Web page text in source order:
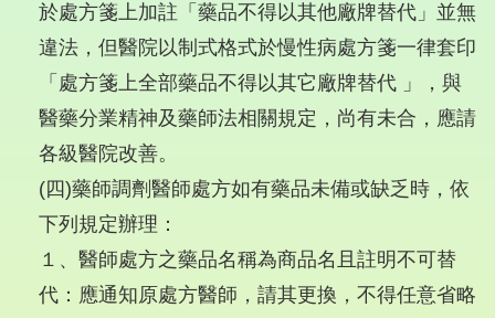
於處方箋上加註「藥品不得以其他廠牌替代」並無
違法，但醫院以制式格式於慢性病處方箋一律套印
「處方箋上全部藥品不得以其它廠牌替代 」，與
醫藥分業精神及藥師法相關規定，尚有未合，應請
各級醫院改善。
(四)藥師調劑醫師處方如有藥品未備或缺乏時，依
下列規定辦理：
１、醫師處方之藥品名稱為商品名且註明不可替
代：應通知原處方醫師，請其更換，不得任意省略